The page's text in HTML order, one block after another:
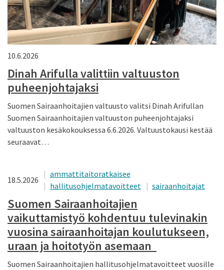
10.6.2026
Dinah Arifulla valittiin valtuuston
puheenjohtajaksi
Suomen Sairaanhoitajien valtuusto valitsi Dinah Arifullan
Suomen Sairaanhoitajien valtuuston puheenjohtajaksi
valtuuston kesäkokouksessa 6.6.2026. Valtuustokausi kestää
seuraavat…
18.5.2026
ammattitaitoratkaisee
hallitusohjelmatavoitteet
sairaanhoitajat
Suomen Sairaanhoitajien
vaikuttamistyö kohdentuu tulevinakin
vuosina sairaanhoitajan koulutukseen,
uraan ja hoitotyön asemaan
Suomen Sairaanhoitajien hallitusohjelmatavoitteet vuosille